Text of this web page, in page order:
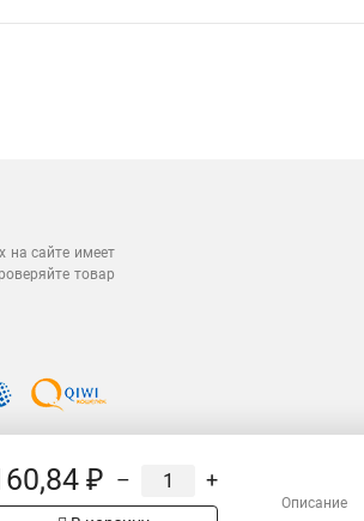
на сайте имеет
товар
₽ – +
Описание